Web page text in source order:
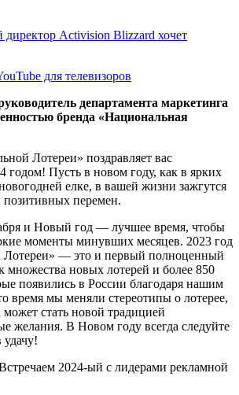
Activision Blizzard хочет
для телевизоров
департамента маркетинга
бренда «Национальная
Лотереи» поздравляет вас
годом! Пусть в новом году, как в ярких
елке, в вашей жизни зажгутся
перемен.
и Новый год — лучшее время, чтобы
моменты минувших месяцев. 2023 год
Лотереи» — это и первый полноценный
множества новых лотерей и более 850
появились в России благодаря нашим
время мы меняли стереотипы о лотерее,
может стать новой традицией
желания. В Новом году всегда следуйте
удачу!